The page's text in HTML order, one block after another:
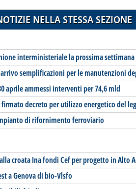
NELLA STESSA SEZIONE
interministeriale la prossima settimana
semplificazioni per le manutenzioni
aprile ammessi interventi per 74,6 mld
firmato decreto per utilizzo energetico del
di rifornimento ferroviario
croata Ina fondi Cef per progetto in Alto
a Genova di bio-Vlsfo